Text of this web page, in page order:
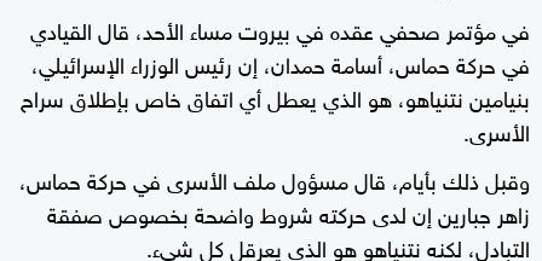
في مؤتمر صحفي عقده في بيروت مساء الأحد، قال القيادي
في حركة حماس، أسامة حمدان، إن رئيس الوزراء الإسرائيلي،
بنيامين نتنياهو، هو الذي يعطل أي اتفاق خاص بإطلاق سراح
الأسرى.
وقبل ذلك بأيام، قال مسؤول ملف الأسرى في حركة حماس،
زاهر جبارين إن لدى حركته شروط واضحة بخصوص صفقة
التبادل، لكنه نتنياهو هو الذي يعرقل كل شيء.